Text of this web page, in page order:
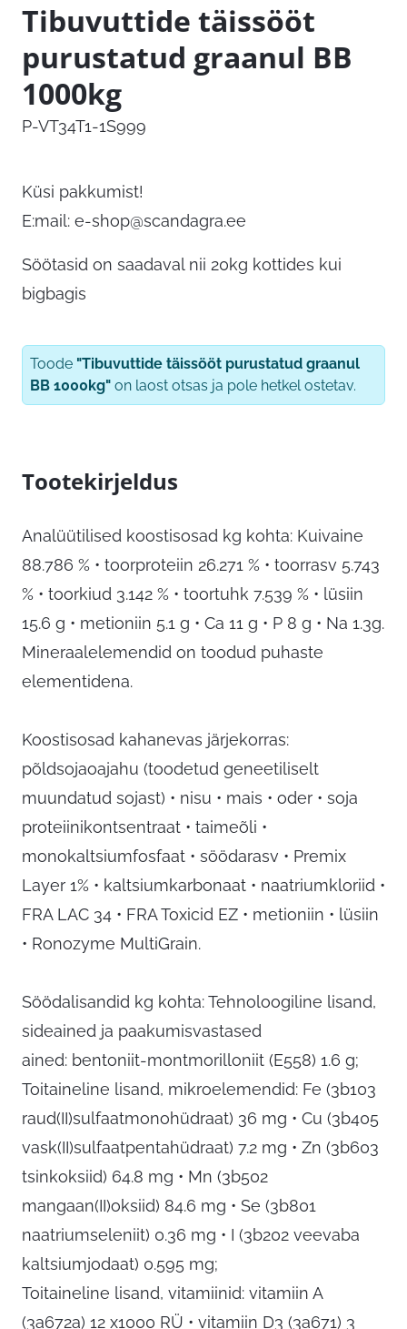
Tibuvuttide täissööt
purustatud graanul BB
1000kg
P-VT34T1-1S999
Küsi pakkumist!
E:mail: e-shop@scandagra.ee
Söötasid on saadaval nii 20kg kottides kui
bigbagis
Toode "Tibuvuttide täissööt purustatud graanul
BB 1000kg" on laost otsas ja pole hetkel ostetav.
Tootekirjeldus
Analüütilised koostisosad kg kohta: Kuivaine
88.786 % • toorproteiin 26.271 % • toorrasv 5.743
% • toorkiud 3.142 % • toortuhk 7.539 % • lüsiin
15.6 g • metioniin 5.1 g • Ca 11 g • P 8 g • Na 1.3g.
Mineraalelemendid on toodud puhaste
elementidena.
Koostisosad kahanevas järjekorras:
põldsojaoajahu (toodetud geneetiliselt
muundatud sojast) • nisu • mais • oder • soja
proteiinikontsentraat • taimeõli •
monokaltsiumfosfaat • söödarasv • Premix
Layer 1% • kaltsiumkarbonaat • naatriumkloriid •
FRA LAC 34 • FRA Toxicid EZ • metioniin • lüsiin
• Ronozyme MultiGrain.
Söödalisandid kg kohta: Tehnoloogiline lisand,
sideained ja paakumisvastased
ained: bentoniit-montmorilloniit (E558) 1.6 g;
Toitaineline lisand, mikroelemendid: Fe (3b103
raud(II)sulfaatmonohüdraat) 36 mg • Cu (3b405
vask(II)sulfaatpentahüdraat) 7.2 mg • Zn (3b603
tsinkoksiid) 64.8 mg • Mn (3b502
mangaan(II)oksiid) 84.6 mg • Se (3b801
naatriumseleniit) 0.36 mg • I (3b202 veevaba
kaltsiumjodaat) 0.595 mg;
Toitaineline lisand, vitamiinid: vitamiin A
(3a672a) 12 x1000 RÜ • vitamiin D3 (3a671) 3